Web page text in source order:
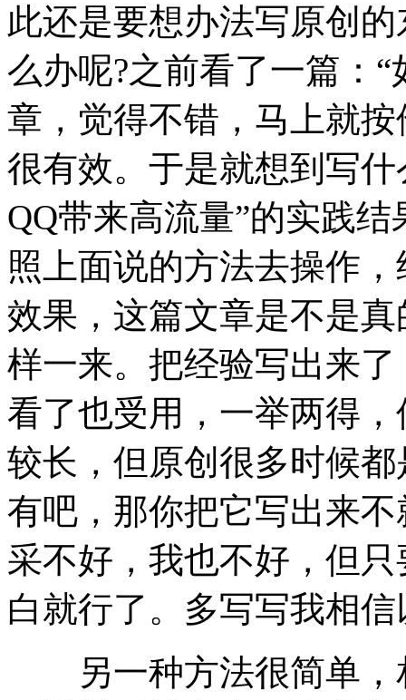
此还是要想办法写原创
么办呢?之前看了一篇：
章，觉得不错，马上就
很有效。于是就想到写
QQ带来高流量”的实践
照上面说的方法去操作
效果，这篇文章是不是
样一来。把经验写出来
看了也受用，一举两得
较长，但原创很多时候
有吧，那你把它写出来
采不好，我也不好，但
白就行了。多写写我相
另一种方法很简单，